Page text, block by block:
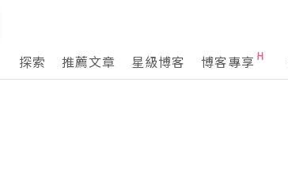
探索
推薦文章 星級博客 博客專享